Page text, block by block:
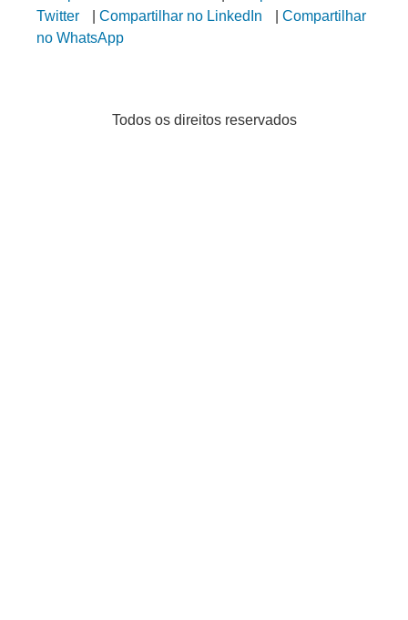
Twitter
| Compartilhar no LinkedIn | Compartilhar
no WhatsApp
Todos os direitos reservados